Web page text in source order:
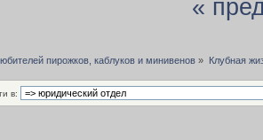
«
пирожков, каблуков и минивенов » Клубная
в: